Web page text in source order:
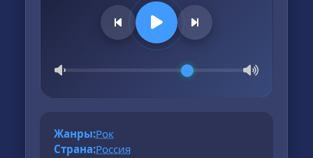
Жанры:Рок
Страна:Россия